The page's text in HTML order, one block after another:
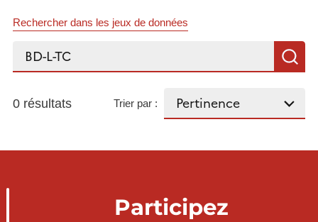
Rechercher dans les jeux de données
Rechercher...
0 résultats Trier par :
Participez